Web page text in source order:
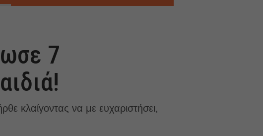
7
κλαίγοντας να με ευχαριστήσει,